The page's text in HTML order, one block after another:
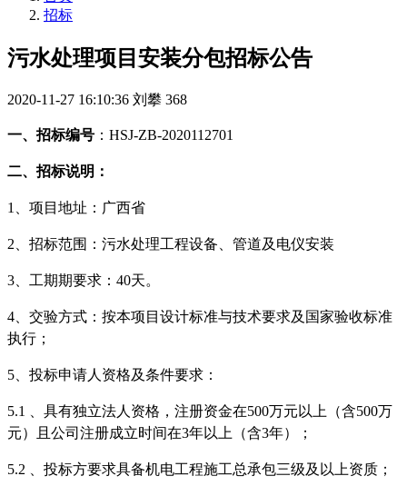
招标
污水处理项目安装分包招标公告
2020-11-27 16:10:36 刘攀 368
一、招标编号 ： HSJ-ZB-2020112701
二、招标说明：
1、项目地址： 广西省
2、招标范围：污水处理工程设备、管道及电仪安装
3、工期期要求： 40天。
4、交验方式：按本项目设计标准与技术要求及国家验收标准
执行；
5、投标申请人资格及条件要求：
5.1 具有独立法人资格，注册资金在500万元以上（含500万
元）且公司注册成立时间在3年以上（含3年）；
5.2 投标方要求具备机电工程施工总承包三级及以上资质；